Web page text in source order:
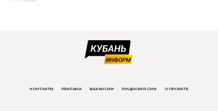
КОНТАКТЫ РЕКЛАМА ВАКАНСИИ ЛИЦЕНЗИЯ СМИ О ПРОЕКТЕ